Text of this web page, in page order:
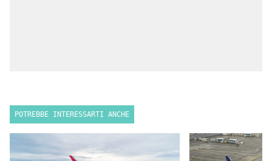
POTREBBE INTERESSARTI ANCHE